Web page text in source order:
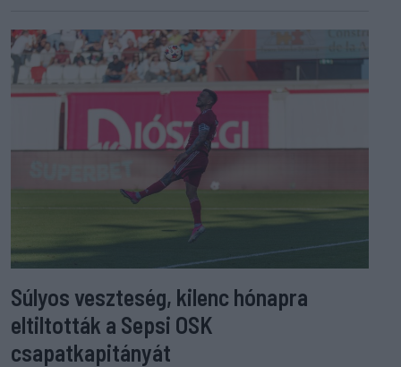
Súlyos veszteség, kilenc hónapra
eltiltották a Sepsi OSK
csapatkapitányát